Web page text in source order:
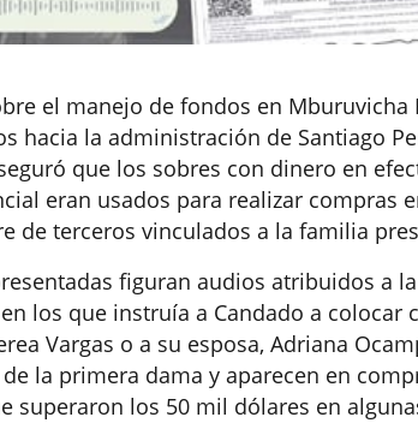
el manejo de fondos en
hacia la administración de Santiago
que los sobres con dinero en
eran usados para realizar compras
de terceros vinculados a la familia
figuran audios atribuidos a
los que instruía a Candado a colocar
Vargas o a su esposa, Adriana
la primera dama y aparecen en
superaron los 50 mil dólares en